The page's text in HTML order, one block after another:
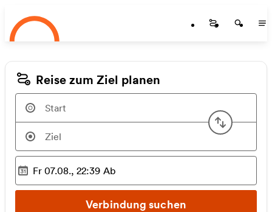
Zum Hauptinhalt springen
Startseite
Reise zum Ziel planen
Start
Ausgewählter Zeitpunkt
Fr 07.08., 22:39 Ab
Verbindung suchen